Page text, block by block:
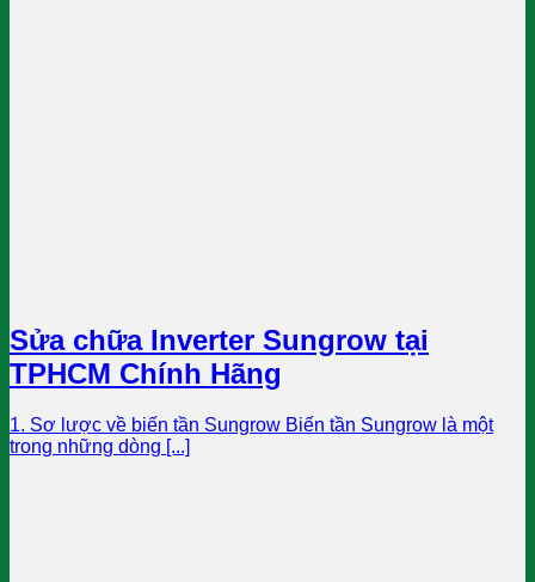
Sửa chữa Inverter Sungrow tại
TPHCM Chính Hãng
1. Sơ lược về biến tần Sungrow Biến tần Sungrow là một
trong những dòng [...]